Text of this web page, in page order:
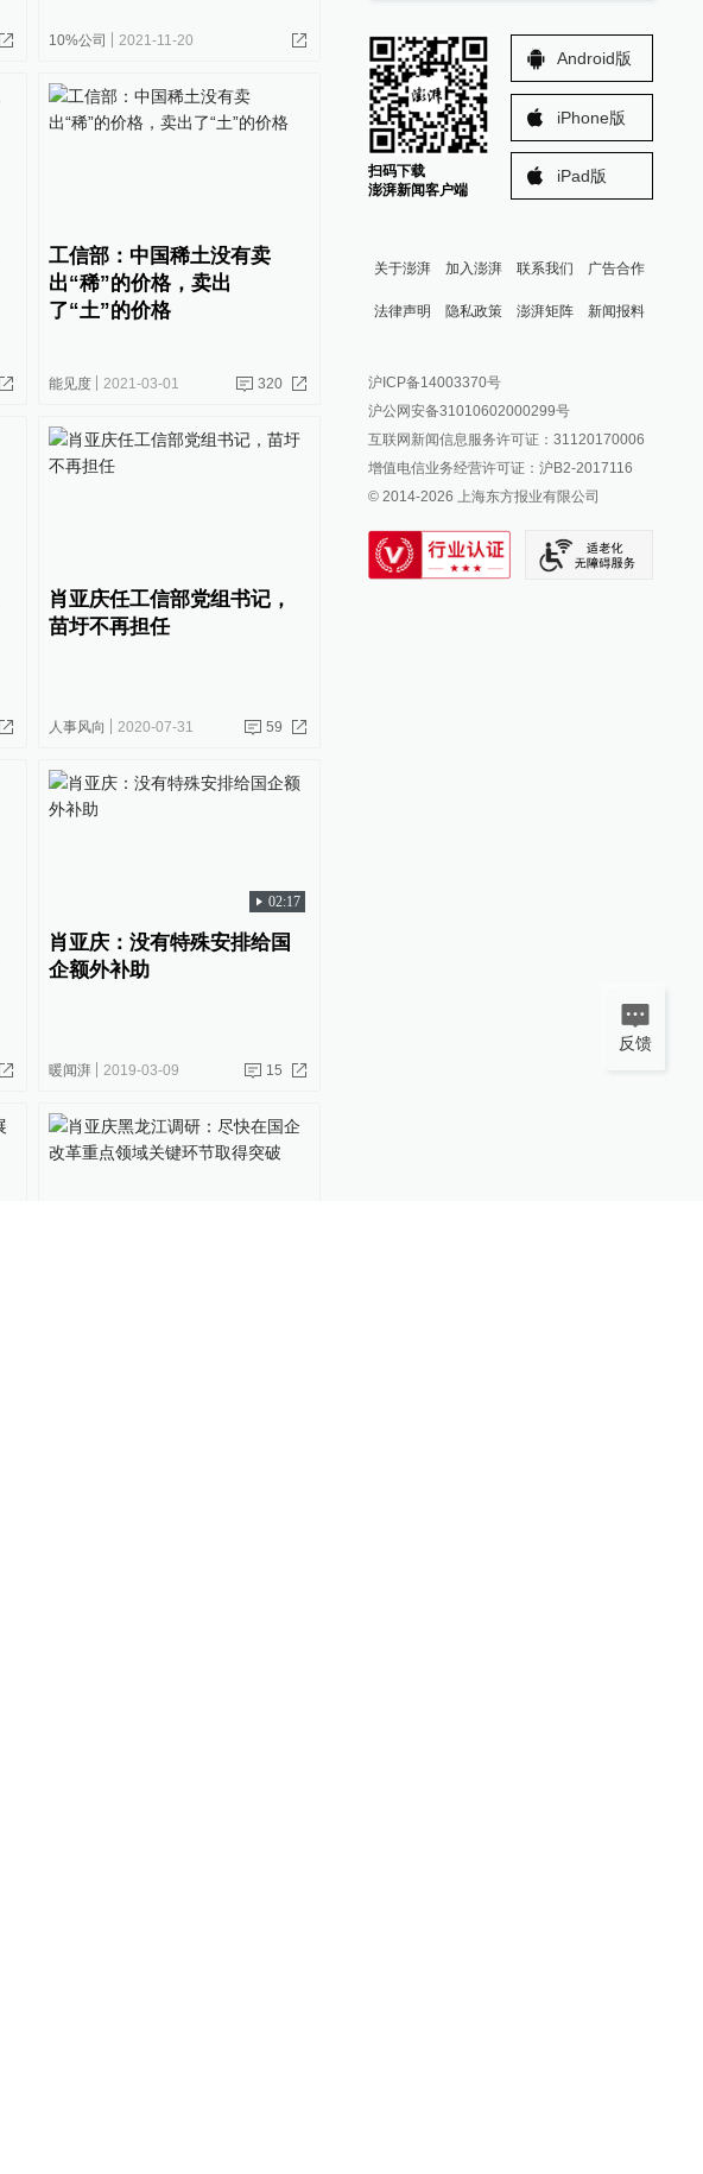
10%公司 2021-11-20
工信部：中国稀土没有卖
出“稀”的价格，卖出
了“土”的价格
能见度 2021-03-01 320
肖亚庆任工信部党组书记，
苗圩不再担任
人事风向 2020-07-31 59
02:17
肖亚庆：没有特殊安排给国
企额外补助
暖闻湃 2019-03-09 15
扫码下载
澎湃新闻客户端
Android版
iPhone版
iPad版
关于澎湃 加入澎湃 联系我们 广告合作
法律声明 隐私政策 澎湃矩阵
澎湃新闻公众号
澎湃新闻抖音号
派生万物开放平台
IP SHANGHAI
SIXTH TONE
新闻报料
报料邮箱: news@thepaper.cn
沪ICP备14003370号
沪公网安备31010602000299号
互联网新闻信息服务许可证：31120170006
增值电信业务经营许可证：沪B2-2017116
© 2014-2026 上海东方报业有限公司
反馈